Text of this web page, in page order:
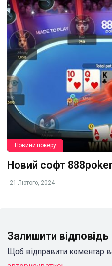
Новини покеру
Новий софт 888poker
21 Лютого, 2024
Залишити відповідь
Щоб відправити коментар